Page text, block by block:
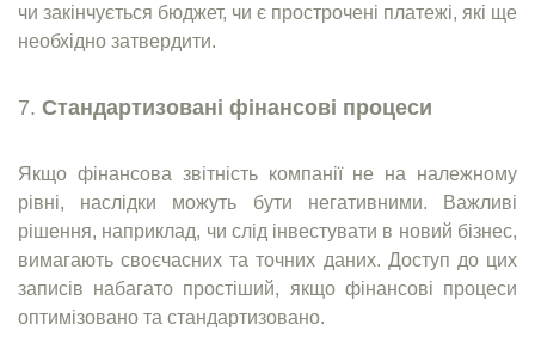
чи закінчується бюджет, чи є прострочені платежі, які ще
необхідно затвердити.
Стандартизовані фінансові процеси
Якщо фінансова звітність компанії не на належному
рівні, наслідки можуть бути негативними. Важливі
рішення, наприклад, чи слід інвестувати в новий бізнес,
вимагають своєчасних та точних даних. Доступ до цих
записів набагато простіший, якщо фінансові процеси
оптимізовано та стандартизовано.